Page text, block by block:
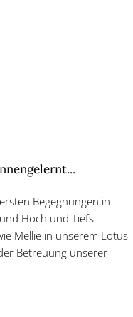
Begegnungen in
Hoch und Tiefs
Mellie in unserem Lotus
Betreuung unserer